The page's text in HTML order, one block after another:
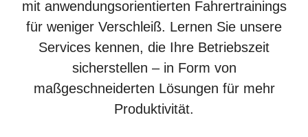
mit anwendungsorientierten Fahrertrainings
für weniger Verschleiß. Lernen Sie unsere
Services kennen, die Ihre Betriebszeit
sicherstellen – in Form von
maßgeschneiderten Lösungen für mehr
Produktivität.